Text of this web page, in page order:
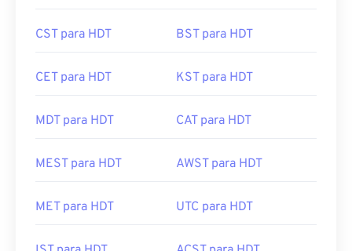
CST para HDT BST para HDT
CET para HDT KST para HDT
MDT para HDT CAT para HDT
MEST para HDT AWST para HDT
MET para HDT UTC para HDT